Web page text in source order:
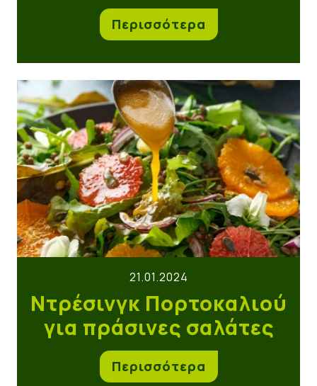
Περισσότερα
Ντρέσινγκ Πορτοκαλιού για πράσινες σαλάτες
21.01.2024
Ντρέσινγκ Πορτοκαλιού
για πράσινες σαλάτες
Περισσότερα